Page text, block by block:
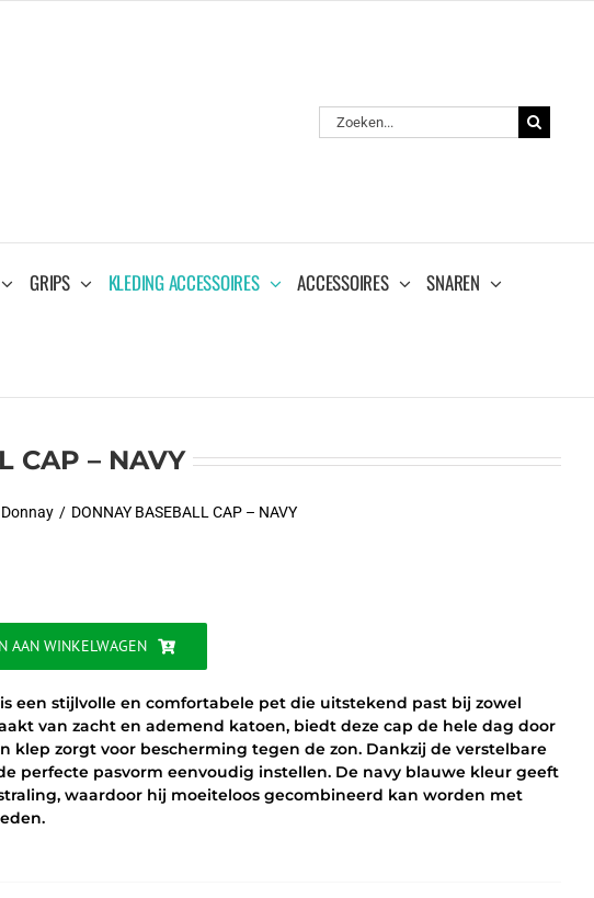
Zoeken
naar:
GRIPS KLEDING ACCESSOIRES ACCESSOIRES SNAREN
CAP – NAVY
Donnay DONNAY BASEBALL CAP – NAVY
AAN WINKELWAGEN
een stijlvolle en comfortabele pet die uitstekend past bij zowel
van zacht en ademend katoen, biedt deze cap de hele dag door
klep zorgt voor bescherming tegen de zon. Dankzij de verstelbare
perfecte pasvorm eenvoudig instellen. De navy blauwe kleur geeft
waardoor hij moeiteloos gecombineerd kan worden met